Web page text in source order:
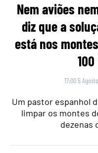
Nem aviões
diz que a
está nos
17:00 5
Um pastor espanhol
limpar os montes
dezenas